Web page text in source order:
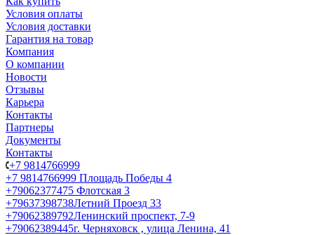
Условия оплаты
Условия доставки
Гарантия на товар
Компания
О компании
Новости
Отзывы
Карьера
Контакты
Партнеры
Документы
Контакты
+7 9814766999
+7 9814766999 Площадь Победы 4
+79062377475 Флотская 3
+79637398738Летний Проезд 33
+79062389792Ленинский проспект, 7-9
+79062389445г. Черняховск , улица Ленина, 41